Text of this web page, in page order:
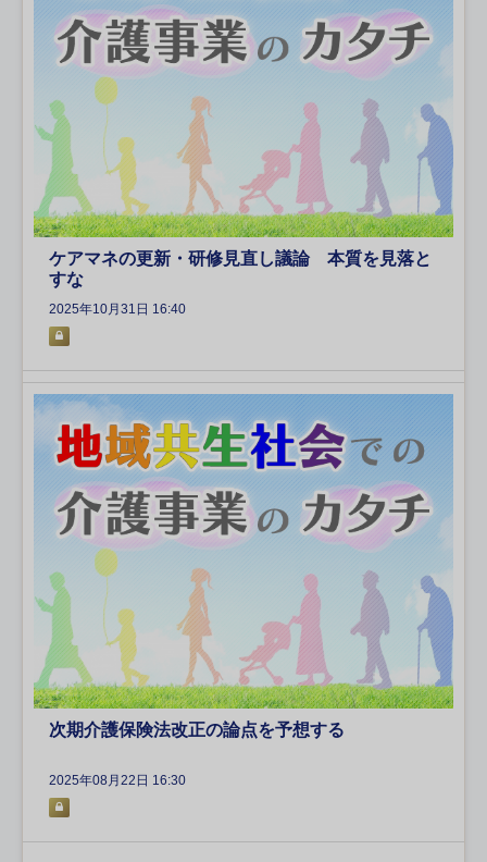
ケアマネの更新・研修見直し議論 本質を見落と
すな
2025年10月31日 16:40
次期介護保険法改正の論点を予想する
2025年08月22日 16:30